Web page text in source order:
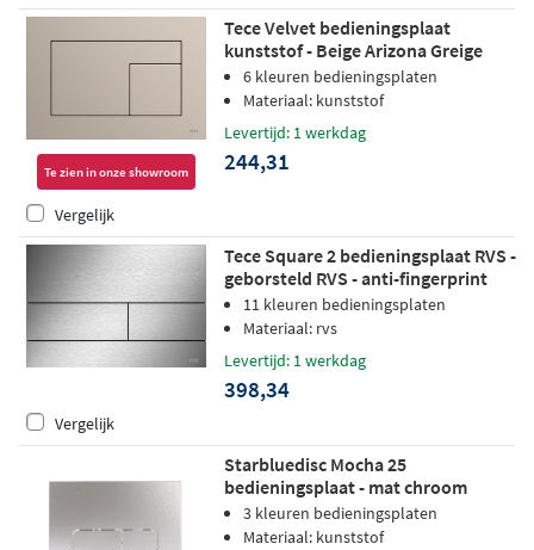
Te zien in onze showroom
Tece Velvet bedieningsplaat
kunststof - Beige Arizona Greige
6 kleuren bedieningsplaten
Materiaal: kunststof
Levertijd: 1 werkdag
244,31
Vergelijk
Tece Square 2 bedieningsplaat RVS -
geborsteld RVS - anti-fingerprint
11 kleuren bedieningsplaten
Materiaal: rvs
Levertijd: 1 werkdag
398,34
Vergelijk
Starbluedisc Mocha 25
bedieningsplaat - mat chroom
3 kleuren bedieningsplaten
Materiaal: kunststof